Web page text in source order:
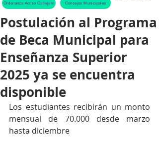
Ordenanza Acoso Callejero Concejos Municipales
Postulación al Programa
de Beca Municipal para
Enseñanza Superior
2025 ya se encuentra
disponible
Los estudiantes recibirán un monto
mensual de 70.000 desde marzo
hasta diciembre